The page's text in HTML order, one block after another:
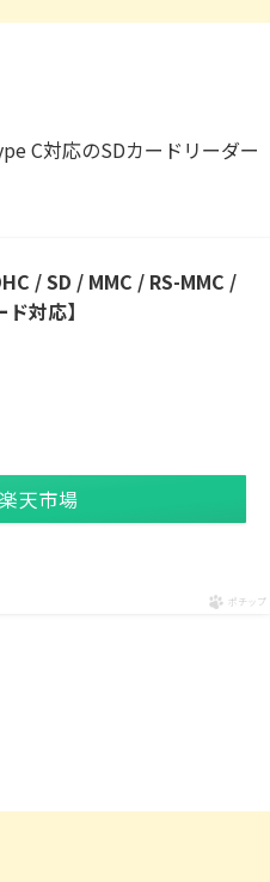
C対応のSDカードリーダー
/ SD / MMC / RS-MMC /
対応】
楽天市場
ポチップ